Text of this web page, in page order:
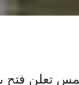
تعلن فتح